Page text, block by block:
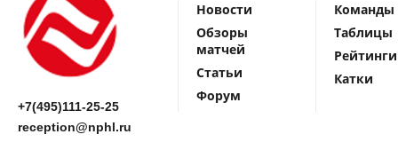
+7(495)111-25-25
reception@nphl.ru
Новости
Обзоры
матчей
Статьи
Форум
Команды
Таблицы
Рейтинги
Катки